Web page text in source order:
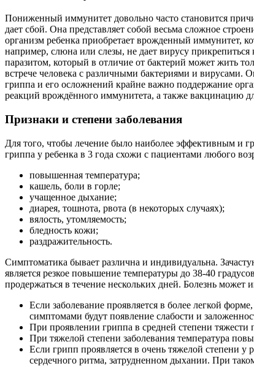
Пониженный иммунитет довольно часто становится
дает сбой. Она представляет собой весьма сложное
организм ребенка приобретает врожденный иммунитет,
например, слюна или слезы, не дает вирусу
паразитом, который в отличие от бактерий может жить
встрече человека с различными бактериями и
гриппа и его осложнений крайне важно поддержание
реакций врождённого иммунитета, а также вакцинацию
Признаки и степени заболевания
Для того, чтобы лечение было наиболее эффективным и
гриппа у ребенка в 3 года схожи с пациентами любого
повышенная температура;
кашель, боли в горле;
учащенное дыхание;
диарея, тошнота, рвота (в некоторых случаях);
вялость, утомляемость;
бледность кожи;
раздражительность.
Симптоматика бывает различна и индивидуальна.
является резкое повышение температуры до 38-40
продержаться в течение нескольких дней. Болезнь может
Если заболевание проявляется в более легкой
симптомами будут появление слабости и
При проявлении гриппа в средней степени
При тяжелой степени заболевания температура
Если грипп проявляется в очень тяжелой степени
сердечного ритма, затрудненном дыхании. При